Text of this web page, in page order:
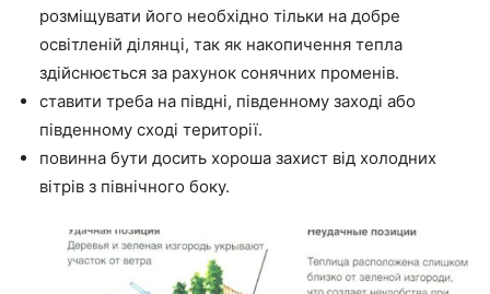
розміщувати його необхідно тільки на добре
освітленій ділянці, так як накопичення тепла
здійснюється за рахунок сонячних променів.
ставити треба на півдні, південному заході або
південному сході території.
повинна бути досить хороша захист від холодних
вітрів з північного боку.